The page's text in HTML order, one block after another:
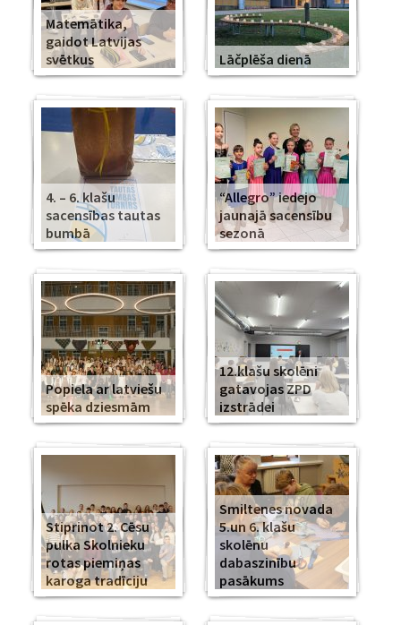
Matemātika,
gaidot Latvijas
svētkus
Lāčplēša dienā
4. – 6. klašu
sacensības tautas
bumbā
“Allegro” iedejo
jaunajā sacensību
sezonā
Popiela ar latviešu
spēka dziesmām
12.klašu skolēni
gatavojas ZPD
izstrādei
Stiprinot 2. Cēsu
pulka Skolnieku
rotas piemiņas
karoga tradīciju
Smiltenes novada
5.un 6. klašu
skolēnu
dabaszinību
pasākums